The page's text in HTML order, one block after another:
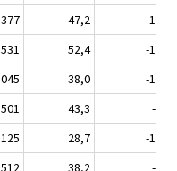
47,2
-13,1
52,4
-15,3
38,0
-11,4
501 43,3
-8,8
28,7
-11,6
512 38,2
-6,9